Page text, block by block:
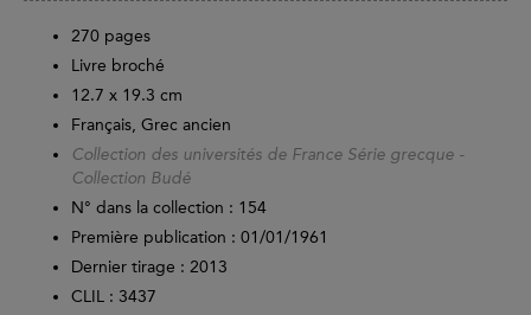
270 pages
Livre broché
12.7 x 19.3 cm
Français, Grec ancien
Collection des universités de France Série grecque -
Collection Budé
N° dans la collection : 154
Première publication : 01/01/1961
Dernier tirage : 2013
CLIL : 3437